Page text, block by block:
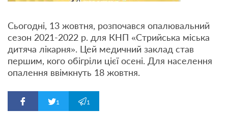
1 1
Сьогодні, 13 жовтня, розпочався опалювальний
сезон 2021-2022 р. для КНП «Стрийська міська
дитяча лікарня». Цей медичний заклад став
першим, кого обігріли цієї осені. Для населення
опалення ввімкнуть 18 жовтня.